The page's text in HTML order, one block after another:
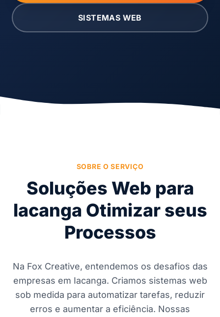
SISTEMAS WEB
SOBRE O SERVIÇO
Soluções Web para
Iacanga Otimizar seus
Processos
Na Fox Creative, entendemos os desafios das
empresas em Iacanga. Criamos sistemas web
sob medida para automatizar tarefas, reduzir
erros e aumentar a eficiência. Nossas